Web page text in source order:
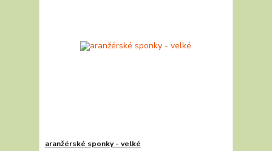
aranžérské sponky - velké